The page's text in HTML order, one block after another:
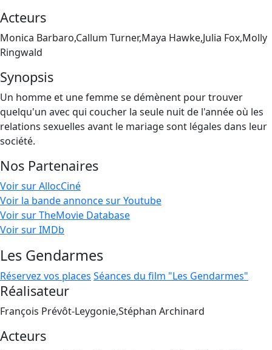
Acteurs
Monica Barbaro,Callum Turner,Maya Hawke,Julia Fox,Molly
Ringwald
Synopsis
Un homme et une femme se démènent pour trouver
quelqu'un avec qui coucher la seule nuit de l'année où les
relations sexuelles avant le mariage sont légales dans leur
société.
Nos Partenaires
Voir sur AllocCiné
Voir la bande annonce sur Youtube
Voir sur TheMovie Database
Voir sur IMDb
Les Gendarmes
Réservez vos places Séances du film "Les Gendarmes"
Réalisateur
François Prévôt-Leygonie,Stéphan Archinard
Acteurs